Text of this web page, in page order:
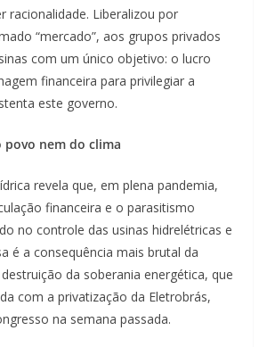
racionalidade. Liberalizou por
“mercado”, aos grupos privados
com um único objetivo: o lucro
financeira para privilegiar a
este governo.
povo nem do clima
revela que, em plena pandemia,
financeira e o parasitismo
no controle das usinas hidrelétricas e
é a consequência mais brutal da
da soberania energética, que
com a privatização da Eletrobrás,
na semana passada.